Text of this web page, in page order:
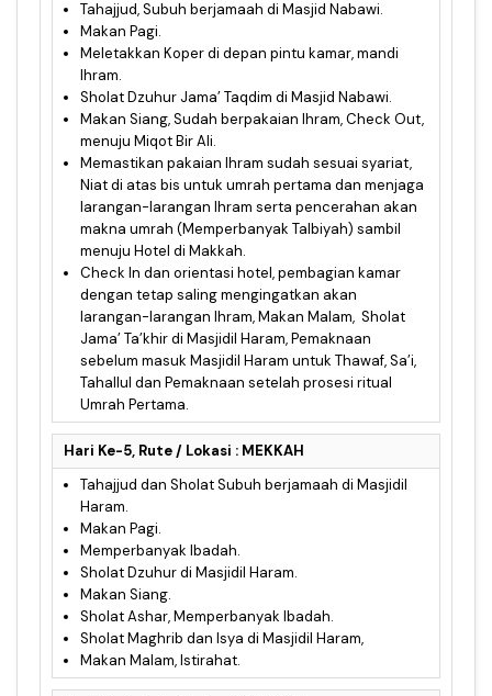
Tahajjud, Subuh berjamaah di Masjid Nabawi.
Makan Pagi.
Meletakkan Koper di depan pintu kamar, mandi
Ihram.
Sholat Dzuhur Jama’ Taqdim di Masjid Nabawi.
Makan Siang, Sudah berpakaian Ihram, Check Out,
menuju Miqot Bir Ali.
Memastikan pakaian Ihram sudah sesuai syariat,
Niat di atas bis untuk umrah pertama dan menjaga
larangan-larangan Ihram serta pencerahan akan
makna umrah (Memperbanyak Talbiyah) sambil
menuju Hotel di Makkah.
Check In dan orientasi hotel, pembagian kamar
dengan tetap saling mengingatkan akan
larangan-larangan Ihram, Makan Malam, Sholat
Jama’ Ta’khir di Masjidil Haram, Pemaknaan
sebelum masuk Masjidil Haram untuk Thawaf, Sa’i,
Tahallul dan Pemaknaan setelah prosesi ritual
Umrah Pertama.
Hari Ke-5, Rute / Lokasi : MEKKAH
Tahajjud dan Sholat Subuh berjamaah di Masjidil
Haram.
Makan Pagi.
Memperbanyak Ibadah.
Sholat Dzuhur di Masjidil Haram.
Makan Siang.
Sholat Ashar, Memperbanyak Ibadah.
Sholat Maghrib dan Isya di Masjidil Haram,
Makan Malam, Istirahat.